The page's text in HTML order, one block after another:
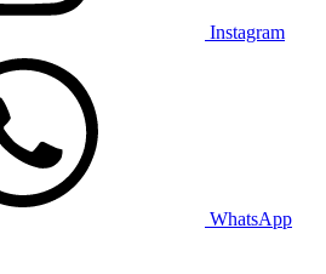
Instagram
WhatsApp